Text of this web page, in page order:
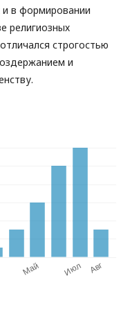
в формировании
религиозных
строгостью
и